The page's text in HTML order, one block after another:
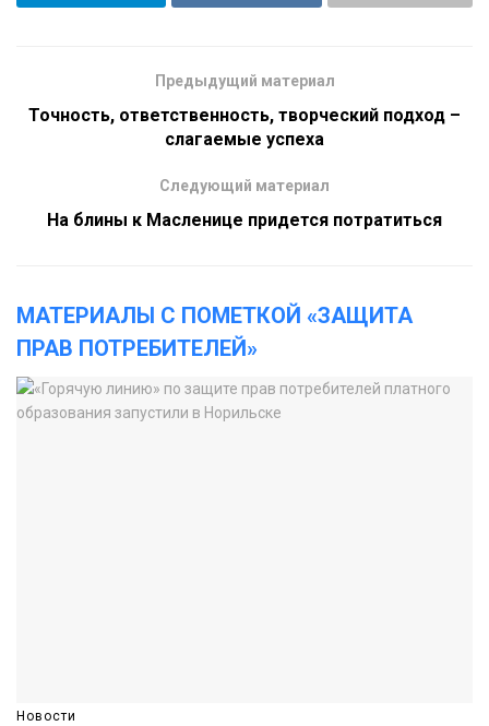
Предыдущий материал
Точность, ответственность, творческий подход –
слагаемые успеха
Следующий материал
На блины к Масленице придется потратиться
МАТЕРИАЛЫ С ПОМЕТКОЙ «ЗАЩИТА
ПРАВ ПОТРЕБИТЕЛЕЙ»
Новости